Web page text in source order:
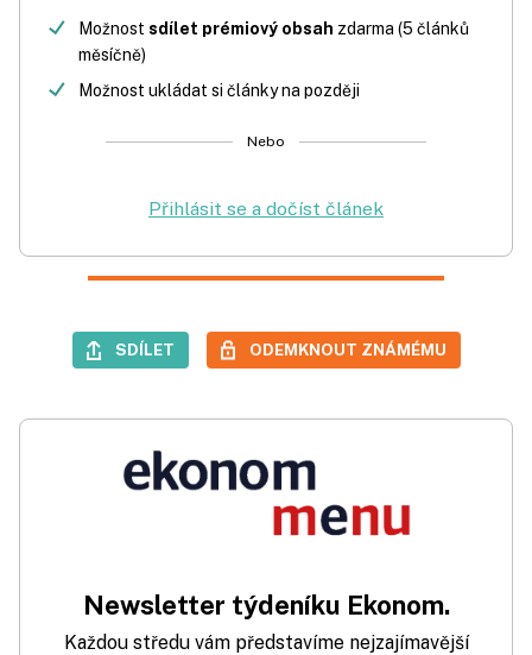
Možnost sdílet prémiový obsah zdarma (5 článků
měsíčně)
Možnost ukládat si články na později
Nebo
Přihlásit se a dočíst článek
SDÍLET ODEMKNOUT ZNÁMÉMU
Newsletter týdeníku Ekonom.
Každou středu vám představíme nejzajímavější